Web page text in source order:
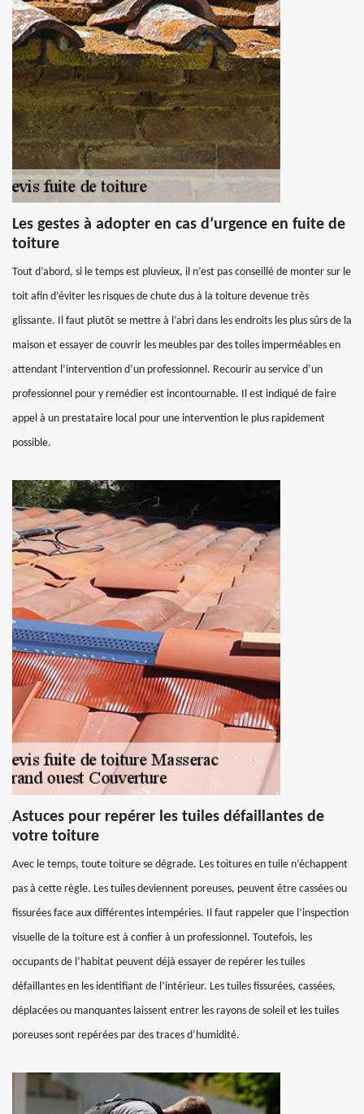
Les gestes à adopter en cas d’urgence en fuite de
toiture
Tout d’abord, si le temps est pluvieux, il n’est pas conseillé de monter sur le
toit afin d’éviter les risques de chute dus à la toiture devenue très
glissante. Il faut plutôt se mettre à l’abri dans les endroits les plus sûrs de la
maison et essayer de couvrir les meubles par des toiles imperméables en
attendant l’intervention d’un professionnel. Recourir au service d’un
professionnel pour y remédier est incontournable. Il est indiqué de faire
appel à un prestataire local pour une intervention le plus rapidement
possible.
Astuces pour repérer les tuiles défaillantes de
votre toiture
Avec le temps, toute toiture se dégrade. Les toitures en tuile n’échappent
pas à cette règle. Les tuiles deviennent poreuses, peuvent être cassées ou
fissurées face aux différentes intempéries. Il faut rappeler que l’inspection
visuelle de la toiture est à confier à un professionnel. Toutefois, les
occupants de l’habitat peuvent déjà essayer de repérer les tuiles
défaillantes en les identifiant de l’intérieur. Les tuiles fissurées, cassées,
déplacées ou manquantes laissent entrer les rayons de soleil et les tuiles
poreuses sont repérées par des traces d’humidité.